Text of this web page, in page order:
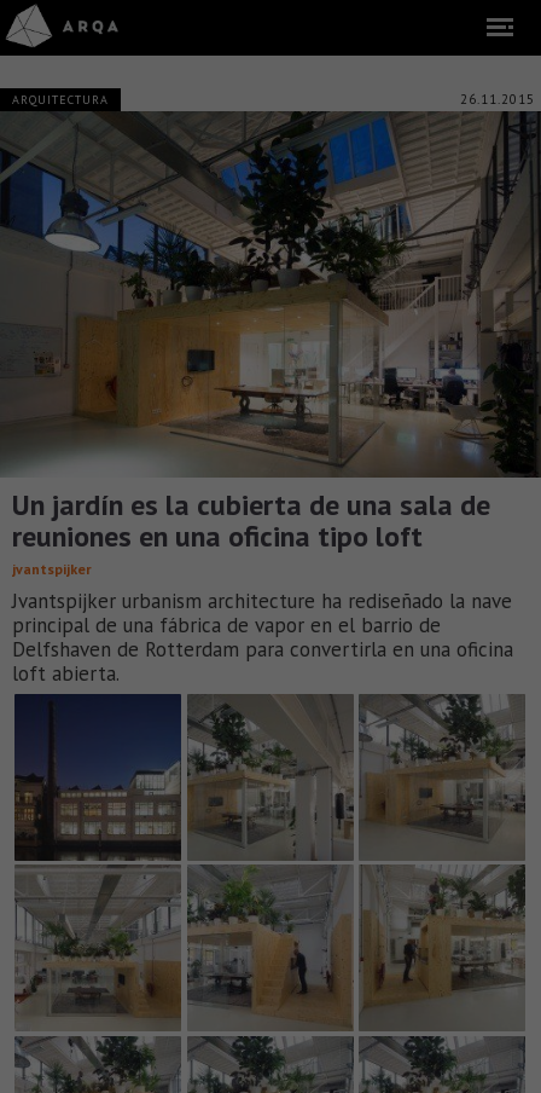
ARQUITECTURA 26.11.2015
Un jardín es la cubierta de una sala de
reuniones en una oficina tipo loft
jvantspijker
Jvantspijker urbanism architecture ha rediseñado la nave
principal de una fábrica de vapor en el barrio de
Delfshaven de Rotterdam para convertirla en una oficina
loft abierta.